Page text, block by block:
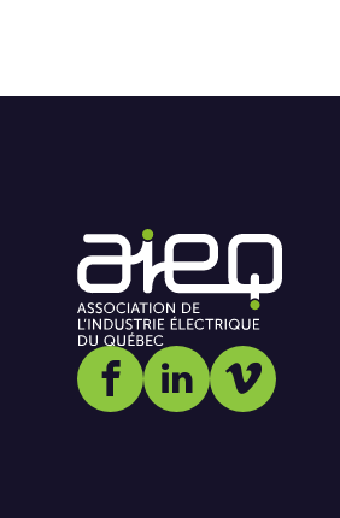
Social media link icon-
Social media
Social